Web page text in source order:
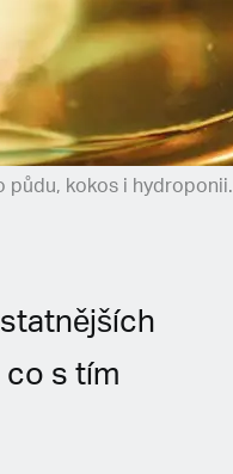
půdu, kokos i hydroponii.
co s tím